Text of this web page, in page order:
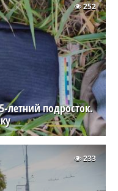
летний подросток.
252
233